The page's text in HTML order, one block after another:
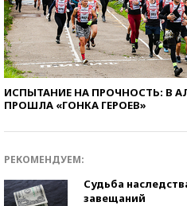
ИСПЫТАНИЕ НА ПРОЧНОСТЬ: В
ПРОШЛА «ГОНКА ГЕРОЕВ»
РЕКОМЕНДУЕМ:
Судьба
завещаний